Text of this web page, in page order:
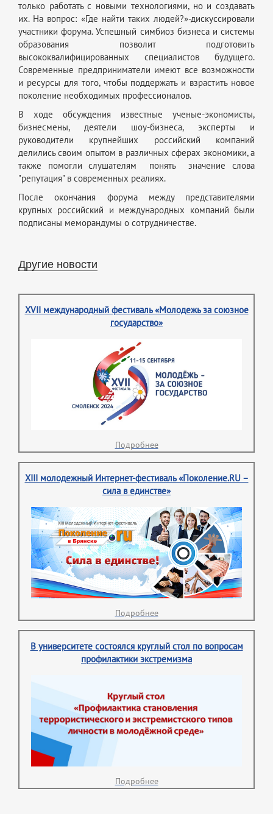
только работать с новыми технологиями, но и создавать
их. На вопрос: «Где найти таких людей?»-дискуссировали
участники форума. Успешный симбиоз бизнеса и системы
образования позволит подготовить
высококвалифицированных специалистов будущего.
Современные предприниматели имеют все возможности
и ресурсы для того, чтобы поддержать и взрастить новое
поколение необходимых профессионалов.
В ходе обсуждения известные ученые-экономисты,
бизнесмены, деятели шоу-бизнеса, эксперты и
руководители крупнейших российский компаний
делились своим опытом в различных сферах экономики, а
также помогли слушателям понять значение слова
"репутация" в современных реалиях.
После окончания форума между представителями
крупных российский и международных компаний были
подписаны меморандумы о сотрудничестве.
Другие новости
XVII международный фестиваль «Молодежь за союзное
государство»
Подробнее
XIII молодежный Интернет-фестиваль «Поколение.RU –
сила в единстве»
Подробнее
В университете состоялся круглый стол по вопросам
профилактики экстремизма
Подробнее